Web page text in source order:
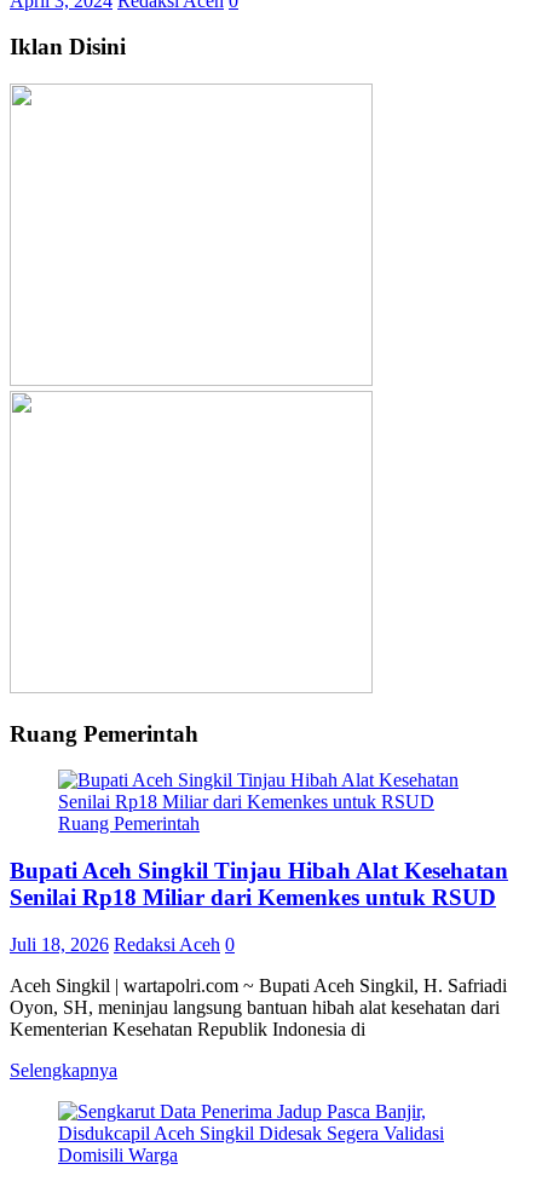
Iklan Disini
Ruang Pemerintah
Ruang Pemerintah
Bupati Aceh Singkil Tinjau Hibah Alat Kesehatan
Senilai Rp18 Miliar dari Kemenkes untuk RSUD
Juli 18, 2026 Redaksi Aceh 0
Aceh Singkil | wartapolri.com ~ Bupati Aceh Singkil, H. Safriadi
Oyon, SH, meninjau langsung bantuan hibah alat kesehatan dari
Kementerian Kesehatan Republik Indonesia di
Selengkapnya